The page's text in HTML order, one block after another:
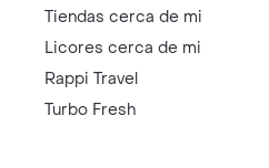
Tiendas cerca de mi
Licores cerca de mi
Rappi Travel
Turbo Fresh